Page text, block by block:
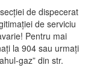
de dispecerat
de serviciu
Pentru mai
la 904 sau urmați
gaz” din str.